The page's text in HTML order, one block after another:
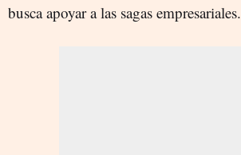
busca apoyar a las sagas empresariales.